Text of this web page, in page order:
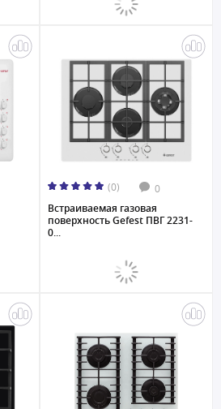
(0) 0
Встраиваемая газовая
поверхность Gefest ПВГ 2231-
0...